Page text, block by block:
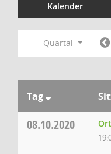
Kalender
Quartal
Tag
08.10.2020